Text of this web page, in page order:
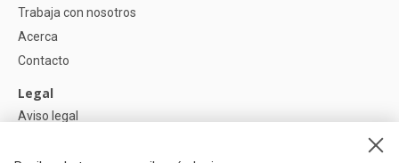
Trabaja con nosotros
Acerca
Contacto
Legal
Aviso legal